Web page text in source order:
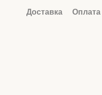
Доставка Оплата